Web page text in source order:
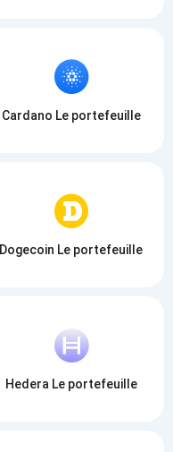
Cardano Le portefeuille
Dogecoin Le portefeuille
Hedera Le portefeuille